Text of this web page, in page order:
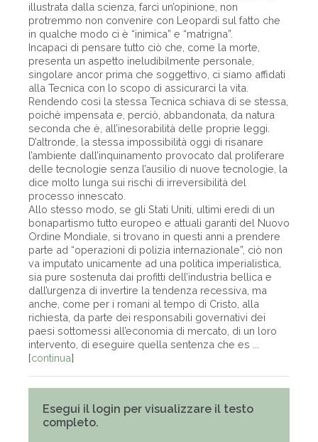
illustrata dalla scienza, farci un’opinione, non
protremmo non convenire con Leopardi sul fatto che
in qualche modo ci è “inimica” e “matrigna”.
Incapaci di pensare tutto ciò che, come la morte,
presenta un aspetto ineludibilmente personale,
singolare ancor prima che soggettivo, ci siamo affidati
alla Tecnica con lo scopo di assicurarci la vita.
Rendendo così la stessa Tecnica schiava di se stessa,
poichè impensata e, perciò, abbandonata, da natura
seconda che è, all’inesorabilità delle proprie leggi.
D’altronde, la stessa impossibilità oggi di risanare
l’ambiente dall’inquinamento provocato dal proliferare
delle tecnologie senza l’ausilio di nuove tecnologie, la
dice molto lunga sui rischi di irreversibilità del
processo innescato.
Allo stesso modo, se gli Stati Uniti, ultimi eredi di un
bonapartismo tutto europeo e attuali garanti del Nuovo
Ordine Mondiale, si trovano in questi anni a prendere
parte ad “operazioni di polizia internazionale”, ciò non
va imputato unicamente ad una politica imperialistica,
sia pure sostenuta dai profitti dell’industria bellica e
dall’urgenza di invertire la tendenza recessiva, ma
anche, come per i romani al tempo di Cristo, alla
richiesta, da parte dei responsabili governativi dei
paesi sottomessi all’economia di mercato, di un loro
intervento, di eseguire quella sentenza che es ...
[continua]
Esegui il login per visualizzare il testo
completo.